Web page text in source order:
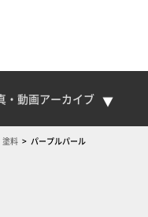
・動画アーカイブ
塗料 パープルパール